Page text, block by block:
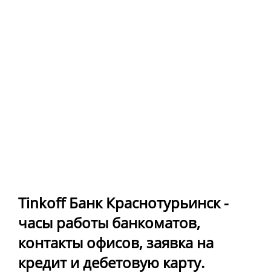
Tinkoff Банк Краснотурьинск -
часы работы банкоматов,
контакты офисов, заявка на
кредит и дебетовую карту.